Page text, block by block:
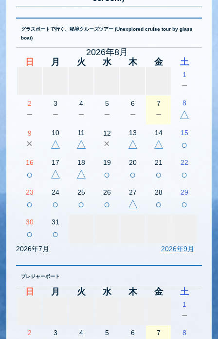
グラスボートで行く、秘境クルーズツアー (Unexplored cruise tour by glass
boat)
2026年8月
日
月 火 水 木 金 土
1
－
2
－
3
－
4
－
5
－
6
－
7
－
8
△
9
×
10
△
11
△
12
×
13
△
14
△
15
○
16
○
17
△
18
△
19
○
20
○
21
○
22
○
23
○
24
○
25
○
26
○
27
△
28
○
29
○
30
○
31
○
2026年7月 2026年9月
プレジャーボート
日 月 火 水 木 金 土
1
－
2 3 4 5 6 7 8